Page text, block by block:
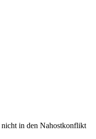
nicht in den Nahostkonflikt